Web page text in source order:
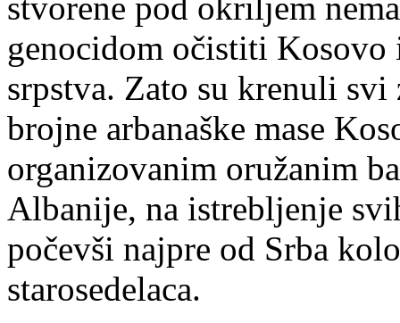
stvorene pod okriljem
genocidom očistiti
srpstva. Zato su krenuli
brojne arbanaške mase
organizovanim oružanim
Albanije, na istrebljenje
počevši najpre od Srba
starosedelaca.